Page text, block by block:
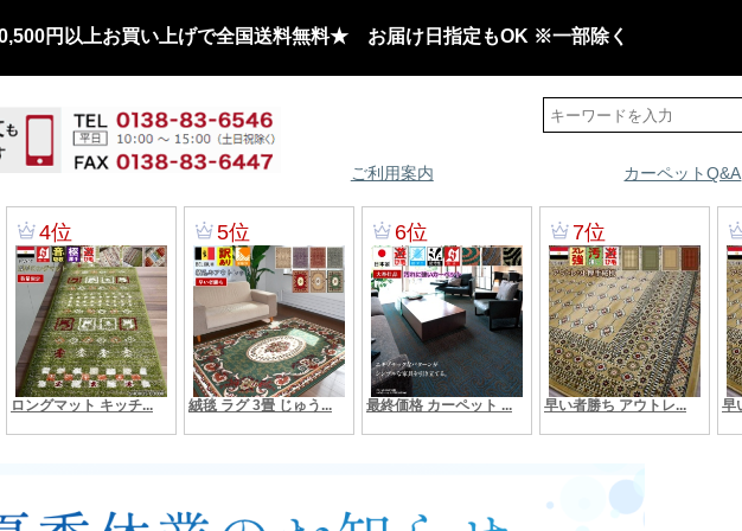
円以上お買い上げで全国送料無料★ お届け日指定もOK ※一部除く
ご利用案内 カーペットQ&A